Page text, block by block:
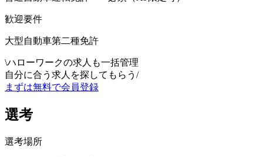
歓迎要件
大型自動車第二種免許
\ハローワークの求人も一括管理
自分に合う求人を探してもらう /
まずは無料で会員登録
選考
選考場所